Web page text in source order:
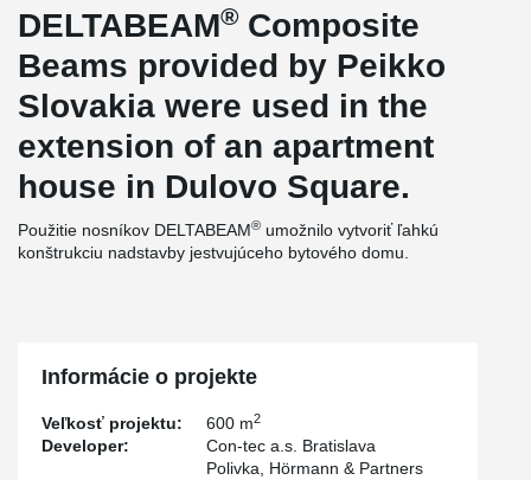
DELTABEAM® Composite
Beams provided by Peikko
Slovakia were used in the
extension of an apartment
house in Dulovo Square.
Použitie nosníkov DELTABEAM® umožnilo vytvoriť ľahkú
konštrukciu nadstavby jestvujúceho bytového domu.
Informácie o projekte
Veľkosť projektu: 600 m2
Developer: Con-tec a.s. Bratislava
Polivka, Hörmann & Partners